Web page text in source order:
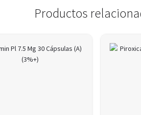
Productos